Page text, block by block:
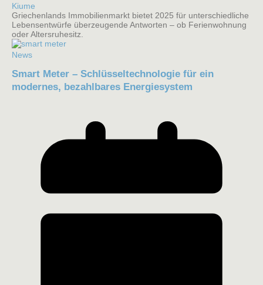
Kiume
Griechenlands Immobilienmarkt bietet 2025 für unterschiedliche
Lebensentwürfe überzeugende Antworten – ob Ferienwohnung
oder Altersruhesitz.
News
Smart Meter – Schlüsseltechnologie für ein
modernes, bezahlbares Energiesystem